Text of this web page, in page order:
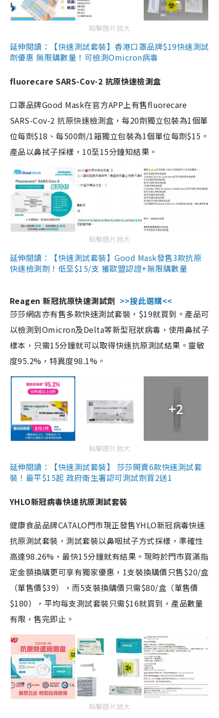
點擊圖片放大
延伸閱讀：【快速測試套裝】香港口罩品牌$19快速測試
劑優惠 無限購數量！可檢測Omicron病毒
fluorecare SARS-Cov-2 抗原快速檢測盒
口罩品牌Good Mask在官方APP上有售fluorecare
SARS-Cov-2 抗原快速檢測盒，每20劑獨立包裝為1個單
位每劑$18、每500劑/1箱獨立包裝為1個單位每劑$15。
產品以鼻拭子採樣，10至15分鐘知結果。
點擊圖片放大
延伸閱讀：【快速測試套裝】Good Mask發售3款抗原
快速檢測劑！低至$15/支 獲歐盟認證+無限購數量
Reagen 新冠抗原快速測試劑 >>按此選購<<
莎莎網店亦有售多款快速測試套裝，$19就買到。產品可
以檢測到Omicron及Delta等新型冠狀病毒，使用鼻拭子
樣本，只需15分鐘就可以取得快速抗原測試結果。靈敏
度95.2%，特異度98.1%。
+2
點擊圖片放大
延伸閱讀：【快速測試套裝】 莎莎開賣6款快速測試套
裝！最平$15起 政府衛生署認可測試劑買2送1
YHLO新冠病毒快速抗原測試套裝
健康食品品牌CATALO門市現正發售YHLO新冠病毒快速
抗原測試套裝，測試套裝以鼻咽拭子方式採樣，準確性
高達98.26%，最快15分鐘就有結果。現時於門市買滿指
定金額換購更可享有獨家優惠，1支裝換購價只售$20/盒
（單售價$39），而5支裝換購價只需$80/盒（單售價
$180），平均每支測試套裝只需$16就買到，產品數量
有限，售完即止。
點擊圖片放大